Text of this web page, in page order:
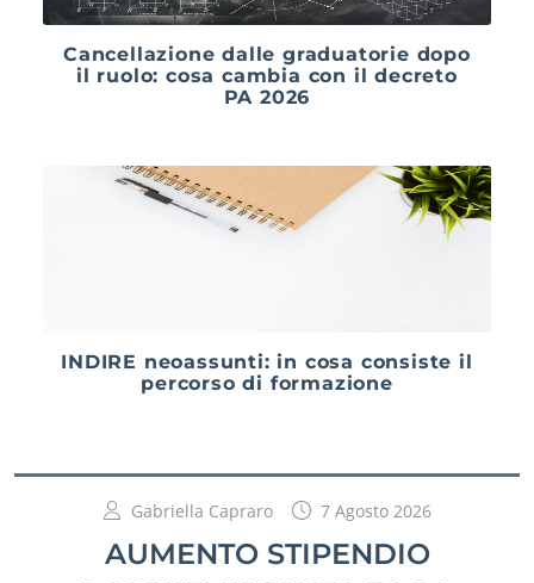
Cancellazione dalle graduatorie dopo
il ruolo: cosa cambia con il decreto
PA 2026
INDIRE neoassunti: in cosa consiste il
percorso di formazione
Gabriella Capraro 7 Agosto 2026
AUMENTO STIPENDIO